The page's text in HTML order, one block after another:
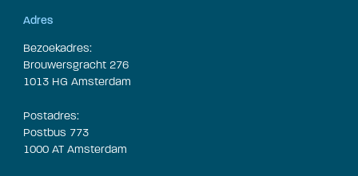
Adres
Bezoekadres:
Brouwersgracht 276
1013 HG Amsterdam
Postadres:
Postbus 773
1000 AT Amsterdam